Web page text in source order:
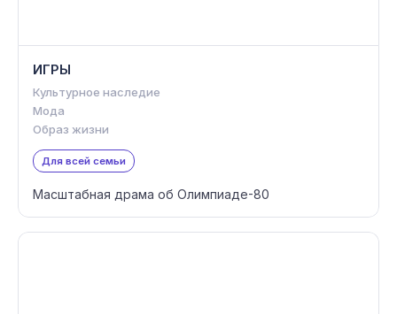
ИГРЫ
Культурное наследие
Мода
Образ жизни
Для всей семьи
Масштабная драма об Олимпиаде-80